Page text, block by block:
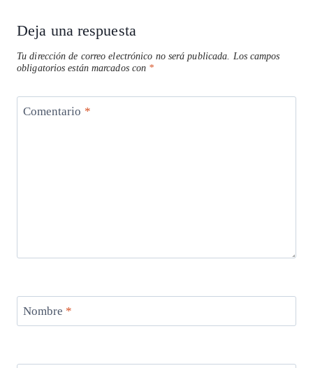
Deja una respuesta
Tu dirección de correo electrónico no será publicada.
Los campos
obligatorios están marcados con *
Comentario *
Nombre *